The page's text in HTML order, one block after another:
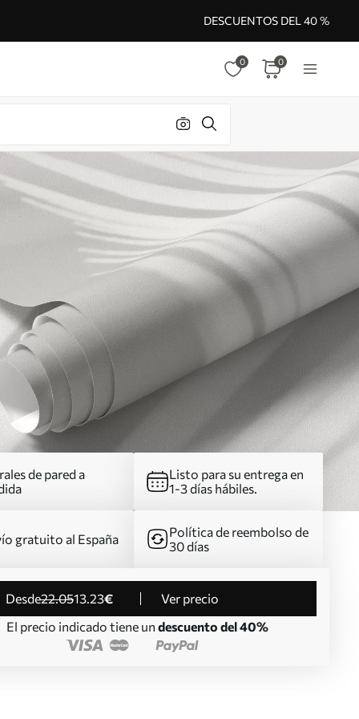
DESCUENTOS DEL 40 %
0 0
de pared a
Listo para su entrega en
1-3 días hábiles.
gratuito al España
Política de reembolso de
30 días
desde22.0513.23€
Ver precio
El precio indicado tiene un descuento del 40%